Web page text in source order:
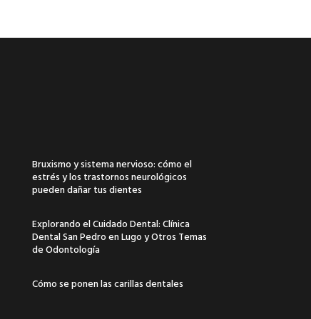
Bruxismo y sistema nervioso: cómo el
estrés y los trastornos neurológicos
pueden dañar tus dientes
Explorando el Cuidado Dental: Clínica
Dental San Pedro en Lugo y Otros Temas
de Odontología
Cómo se ponen las carillas dentales